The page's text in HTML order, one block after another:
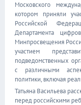
Московского
котором приняли
Российской
Департамента
Минпросвещения
участием
подведомственных
с различными
политики, включая
Татьяна Васильева
перед российскими